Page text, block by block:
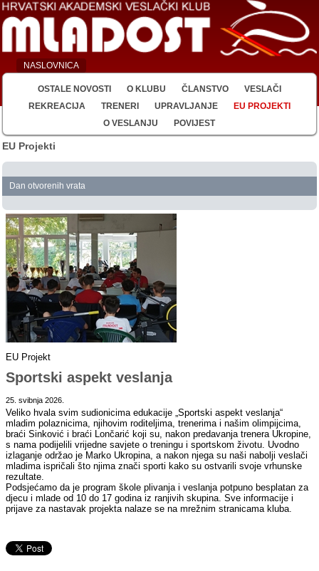
NASLOVNICA
OSTALE NOVOSTI O KLUBU ČLANSTVO
VESLAČI
REKREACIJA
TRENERI UPRAVLJANJE
EU PROJEKTI
O VESLANJU
POVIJEST
EU Projekti
Dan otvorenih vrata
EU Projekt
Sportski aspekt veslanja
25. svibnja 2026.
Veliko hvala svim sudionicima edukacije „Sportski aspekt veslanja“
mladim polaznicima, njihovim roditeljima, trenerima i našim olimpijcima,
braći Sinković i braći Lončarić koji su, nakon predavanja trenera Ukropine,
s nama podijelili vrijedne savjete o treningu i sportskom životu. Uvodno
izlaganje održao je Marko Ukropina, a nakon njega su naši nabolji veslači
mladima ispričali što njima znači sporti kako su ostvarili svoje vrhunske
rezultate.
Podsjećamo da je program škole plivanja i veslanja potpuno besplatan za
djecu i mlade od 10 do 17 godina iz ranjivih skupina. Sve informacije i
prijave za nastavak projekta nalaze se na mrežnim stranicama kluba.